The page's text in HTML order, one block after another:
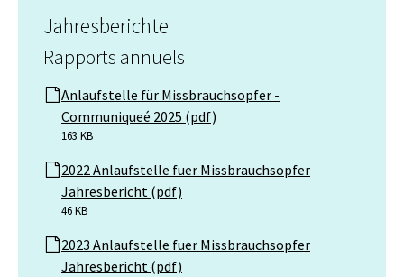
Jahresberichte
Rapports annuels
Anlaufstelle für Missbrauchsopfer -
Communiqueé 2025 (pdf)
163 KB
2022 Anlaufstelle fuer Missbrauchsopfer
Jahresbericht (pdf)
46 KB
2023 Anlaufstelle fuer Missbrauchsopfer
Jahresbericht (pdf)